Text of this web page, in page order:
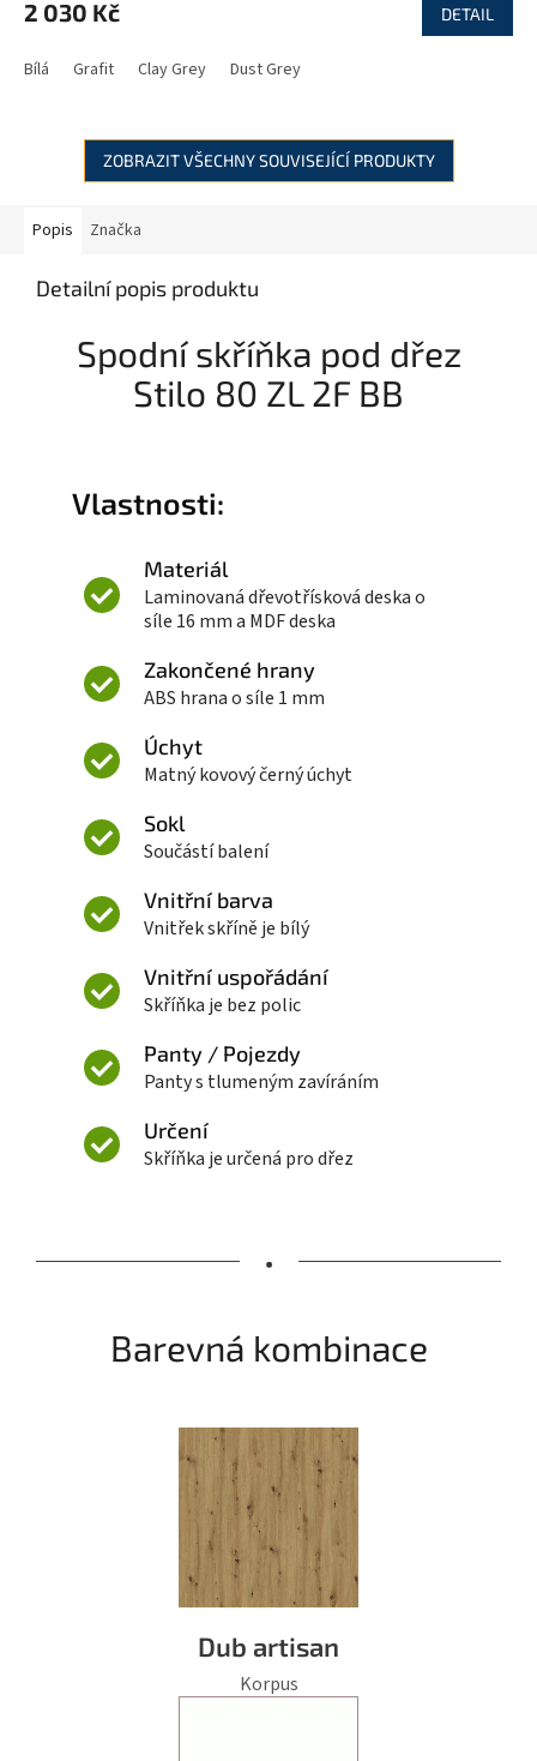
2 030 Kč DETAIL
Bílá Grafit Clay Grey Dust Grey
ZOBRAZIT VŠECHNY SOUVISEJÍCÍ PRODUKTY
Popis Značka
Detailní popis produktu
Spodní skříňka pod dřez
Stilo 80 ZL 2F BB
Vlastnosti:
Materiál
Laminovaná dřevotřísková deska o
síle 16 mm a MDF deska
Zakončené hrany
ABS hrana o síle 1 mm
Úchyt
Matný kovový černý úchyt
Sokl
Součástí balení
Vnitřní barva
Vnitřek skříně je bílý
Vnitřní uspořádání
Skříňka je bez polic
Panty / Pojezdy
Panty s tlumeným zavíráním
Určení
Skříňka je určená pro dřez
•
Barevná kombinace
Dub artisan
Korpus